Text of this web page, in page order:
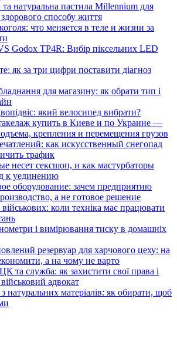
натуральна пастила Millennium для
способу життя
что меняется в теле и жизни за
Godox TP4R: Вибір піксельних LED
як за три цифри поставити діагноз
для магазину: як обрати тип і
який велосипед вибрати?
купить в Киеве и по Украине —
крепления и перемещения грузов
как искусственный снегопад
трафик
несет сексшоп, и как мастурбаторы
к уединению
оборудование: зачем предприятию
а не готовое решение
коли техніка має працювати
і вимірювання тиску в домашніх
резервуар для харчового цеху: на
а на чому не варто
та служба: як захистити свої права і
адвокат
натуральних матеріалів: як обирати, щоб